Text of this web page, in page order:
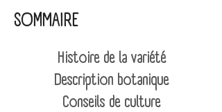
SOMMAIRE
Histoire de la variété
Description botanique
Conseils de culture